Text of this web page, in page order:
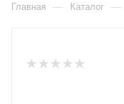
Главная — Каталог —